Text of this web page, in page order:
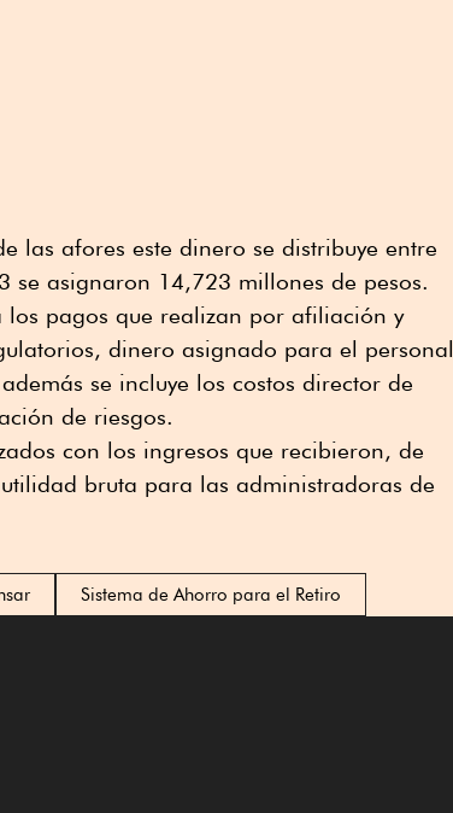
las afores este dinero se distribuye entre
se asignaron 14,723 millones de pesos.
los pagos que realizan por afiliación y
dinero asignado para el personal
se incluye los costos director de
de riesgos.
con los ingresos que recibieron, de
bruta para las administradoras de
Sistema de Ahorro para el Retiro